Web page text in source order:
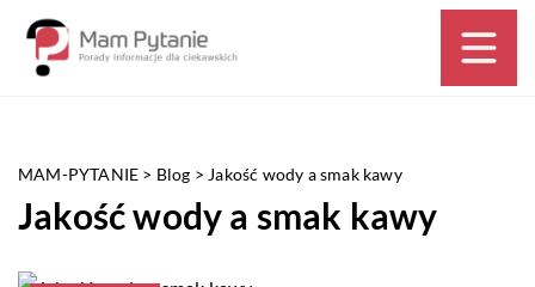
MAM-PYTANIE > Blog > Jakość wody a smak kawy
Jakość wody a smak kawy